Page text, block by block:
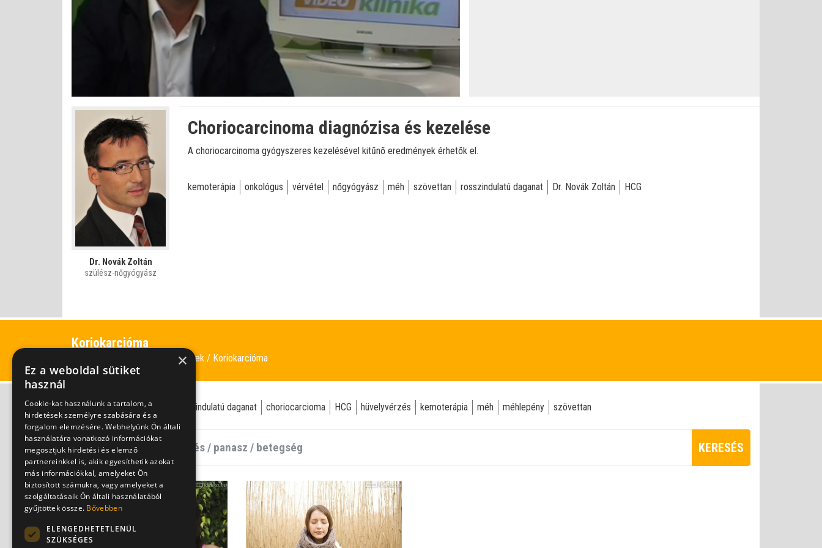
kikapcsolva
0%
0%
Dr. Novák Zoltán
szülész-nőgyógyász
Choriocarcinoma diagnózisa és kezelése
A choriocarcinoma gyógyszeres kezelésével kitűnő eredmények érhetők el.
kemoterápia onkológus vérvétel nőgyógyász méh szövettan rosszindulatú daganat Dr. Novák Zoltán HCG
Koriokarcióma
Daganatos betegségek Koriokarcióma
nőgyógyász onkológus rosszindulatú daganat choriocarcioma HCG hüvelyvérzés kemoterápia méh méhlepény szövettan
KERESÉS
×
Ez a weboldal sütiket
használ
Cookie-kat használunk a tartalom, a
hirdetések személyre szabására és a
forgalom elemzésére. Webhelyünk Ön általi
használatára vonatkozó információkat
megosztjuk hirdetési és elemző
partnereinkkel is, akik egyesíthetik azokat
más információkkal, amelyeket Ön
biztosított számukra, vagy amelyeket a
szolgáltatásaik Ön általi használatából
gyűjtöttek össze. Bővebben
ELENGEDHETETLENÜL
SZÜKSÉGES